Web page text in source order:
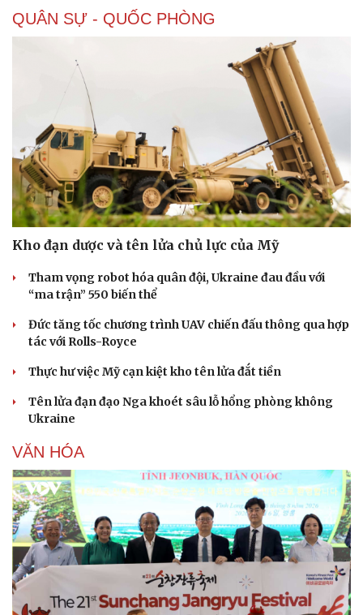
Doanh nghiệp
Thông tin doanh nghiệp
Doanh nghiệp 24h
Doanh nhân
Vì cộng đồng
Sành điệu
Tin Công nghệ
Trải nghiệm
Chuyển đổi số
QUÂN SỰ - QUỐC PHÒNG
Kho đạn dược và tên lửa chủ lực của Mỹ
Tham vọng robot hóa quân đội, Ukraine đau đầu với
“ma trận” 550 biến thể
Đức tăng tốc chương trình UAV chiến đấu thông qua hợp
tác với Rolls-Royce
Thực hư việc Mỹ cạn kiệt kho tên lửa đắt tiền
Tên lửa đạn đạo Nga khoét sâu lỗ hổng phòng không
Ukraine
VĂN HÓA